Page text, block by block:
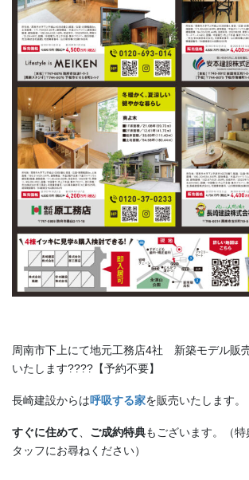
周南市下上にて地元工務店4社 新築モデル販
いたします????【予約不要】
長崎建設からは呼吸する家を販売いたします。
すぐに住めて ご成約特典もございます。（
タッフにお尋ねください）